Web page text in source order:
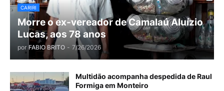
CARIRI
Morre o ex-vereador de Camalaú Aluízio
Lucas, aos 78 anos
por FABIO BRITO - 7/26/2026
Multidão acompanha despedida de Raul
Formiga em Monteiro